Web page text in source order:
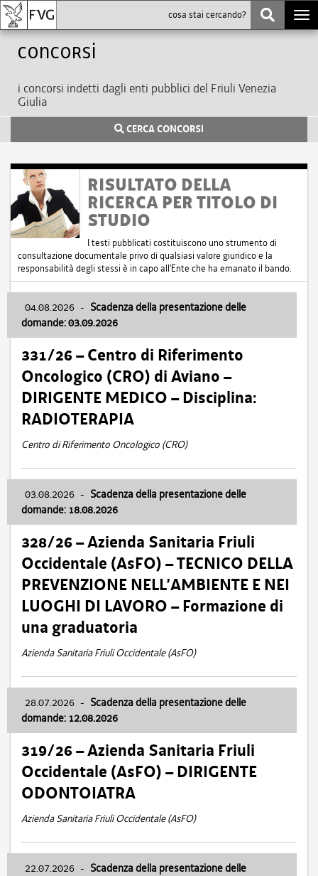
Concorsi
i concorsi indetti dagli enti pubblici del Friuli Venezia
Giulia
CERCA CONCORSI
RISULTATO DELLA
RICERCA PER TITOLO DI
STUDIO
I testi pubblicati costituiscono uno strumento di
consultazione documentale privo di qualsiasi valore giuridico e la
responsabilità degli stessi è in capo all'Ente che ha emanato il bando.
04.08.2026 - Scadenza della presentazione delle
domande: 03.09.2026
331/26 – Centro di Riferimento
Oncologico (CRO) di Aviano –
DIRIGENTE MEDICO – Disciplina:
RADIOTERAPIA
Centro di Riferimento Oncologico (CRO)
03.08.2026 - Scadenza della presentazione delle
domande: 18.08.2026
328/26 – Azienda Sanitaria Friuli
Occidentale (AsFO) – TECNICO DELLA
PREVENZIONE NELL’AMBIENTE E NEI
LUOGHI DI LAVORO – Formazione di
una graduatoria
Azienda Sanitaria Friuli Occidentale (AsFO)
28.07.2026 - Scadenza della presentazione delle
domande: 12.08.2026
319/26 – Azienda Sanitaria Friuli
Occidentale (AsFO) – DIRIGENTE
ODONTOIATRA
Azienda Sanitaria Friuli Occidentale (AsFO)
22.07.2026 - Scadenza della presentazione delle